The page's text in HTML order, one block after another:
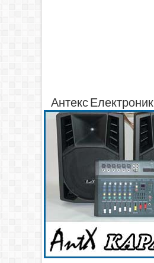
Антекс Електроник